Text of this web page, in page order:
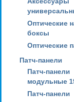
Оптические
боксы
Оптические
Патч-панели
Патч-панели
модульные
Патч-панели